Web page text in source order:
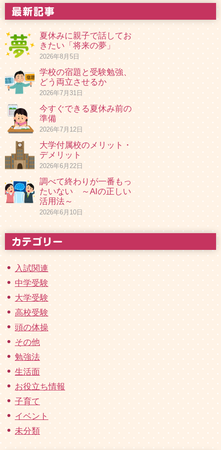
夏休みに親子で話してお
きたい「将来の夢」
2026年8月5日
学校の宿題と受験勉強、
どう両立させるか
2026年7月31日
今すぐできる夏休み前の
準備
2026年7月12日
大学付属校のメリット・
デメリット
2026年6月22日
調べて終わりが一番もっ
たいない ～AIの正しい
活用法～
2026年6月10日
入試関連
中学受験
大学受験
高校受験
頭の体操
その他
勉強法
生活面
お役立ち情報
子育て
イベント
未分類